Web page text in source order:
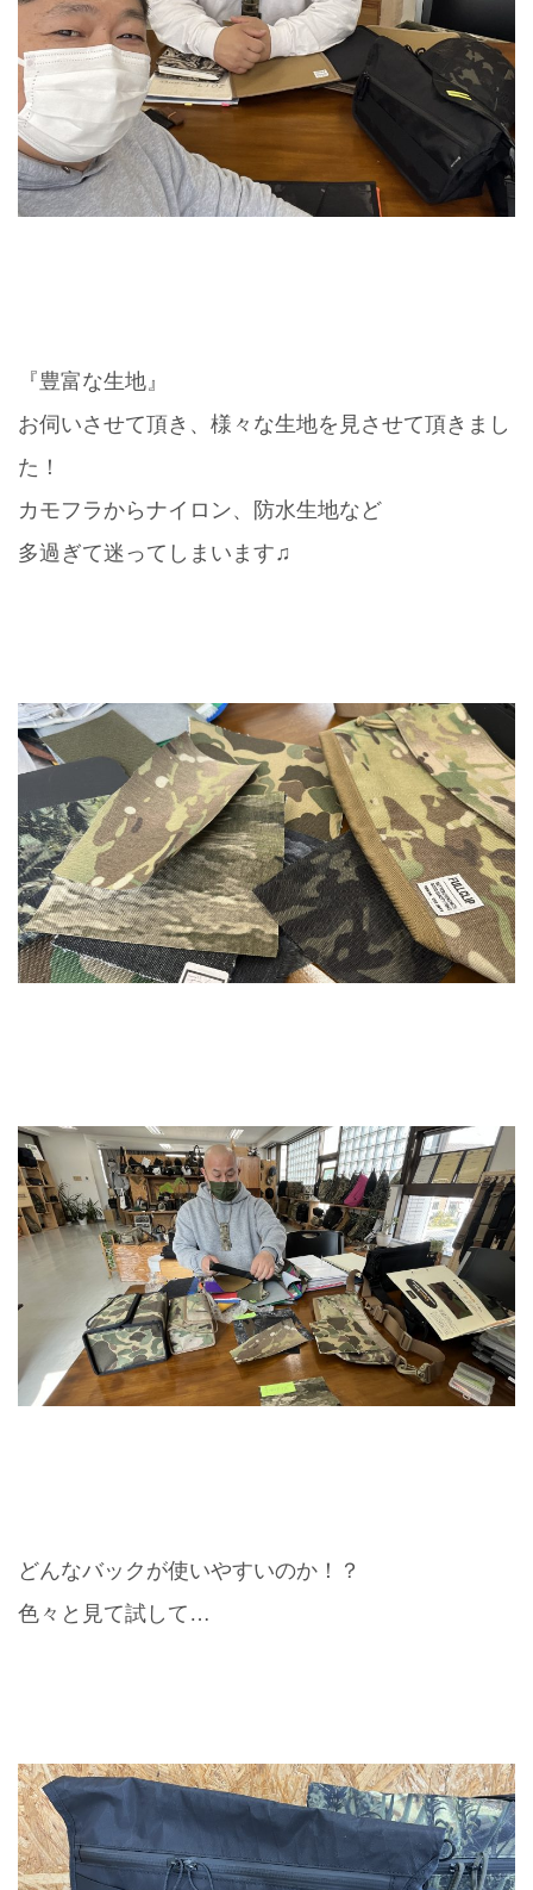
『豊富な生地』
お伺いさせて頂き、様々な生地を見させて頂きまし
た！
カモフラからナイロン、防水生地など
多過ぎて迷ってしまいます♫
どんなバックが使いやすいのか！？
色々と見て試して…